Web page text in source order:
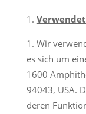
Wir
es sich um
1600
94043, USA.
deren